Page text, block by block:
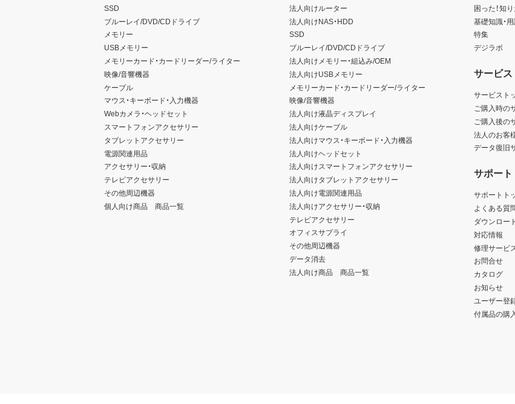
SSD
ブルーレイ/DVD/CDドライブ
メモリー
USBメモリー
メモリーカード・カードリーダー/ライター
映像/音響機器
ケーブル
マウス・キーボード・入力機器
Webカメラ・ヘッドセット
スマートフォンアクセサリー
タブレットアクセサリー
電源関連用品
アクセサリー・収納
テレビアクセサリー
その他周辺機器
個人向け商品 商品一覧
法人向けルーター
法人向けNAS・HDD
SSD
ブルーレイ/DVD/CDドライブ
法人向けメモリー・組込み/OEM
法人向けUSBメモリー
メモリーカード・カードリーダー/ライター
映像/音響機器
法人向け液晶ディスプレイ
法人向けケーブル
法人向けマウス・キーボード・入力機器
法人向けヘッドセット
法人向けスマートフォンアクセサリー
法人向けタブレットアクセサリー
法人向け電源関連用品
法人向けアクセサリー・収納
テレビアクセサリー
オフィスサプライ
その他周辺機器
データ消去
法人向け商品 商品一覧
困った！知
基礎知識・
特集
デジラボ
サービス
サービスト
ご購入時の
ご購入後の
法人のお客
データ復旧
サポート
サポートト
よくある質
ダウンロー
対応情報
修理サービ
お問合せ
カタログ
お知らせ
ユーザー登
付属品の購